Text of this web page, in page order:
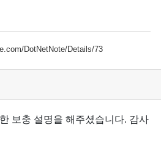
DotNetNote/Details/73
보충 설명을 해주셨습니다. 감사